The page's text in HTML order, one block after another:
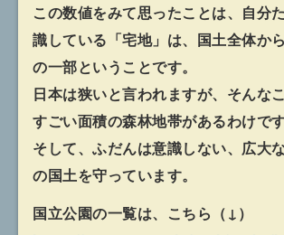
この数値をみて思ったことは、自分
識している「宅地」は、国土全体か
の一部ということです。
日本は狭いと言われますが、そんなこ
すごい面積の森林地帯があるわけです
そして、ふだんは意識しない、広大
の国土を守っています。
国立公園の一覧は、こちら（↓）